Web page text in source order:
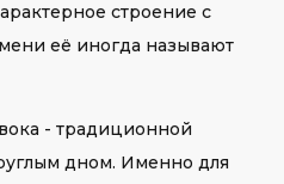
строение с
её иногда называют
- традиционной
дном. Именно для